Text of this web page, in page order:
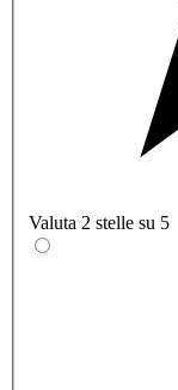
Valuta 2 stelle su 5